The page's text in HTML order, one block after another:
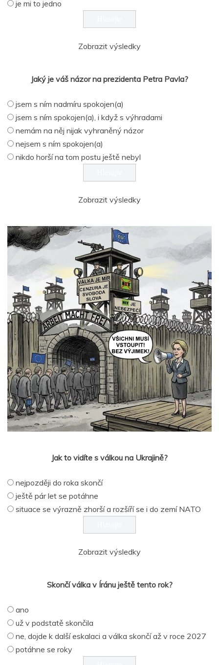
je mi to jedno
Zobrazit výsledky
Jaký je váš názor na prezidenta Petra Pavla?
jsem s ním nadmíru spokojen(a)
jsem s ním spokojen(a), i když s výhradami
nemám na něj nijak vyhraněný názor
nejsem s ním spokojen(a)
nikdo horší na tom postu ještě nebyl
Zobrazit výsledky
Jak to vidíte s válkou na Ukrajině?
nejpozději do roka skončí
ještě pár let se potáhne
situace se výrazně zhorší a rozšíří se i do zemí NATO
Zobrazit výsledky
Skončí válka v Íránu ještě tento rok?
ano
už v podstatě skončila
ne, dojde k další eskalaci a válka skončí až v roce 2027
potáhne se roky